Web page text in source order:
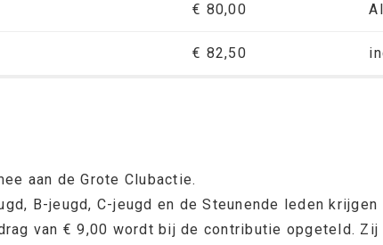
€ 80,00
€ 82,50
aan de Grote Clubactie.
B-jeugd, C-jeugd en de Steunende leden
van € 9,00 wordt bij de contributie opgeteld.